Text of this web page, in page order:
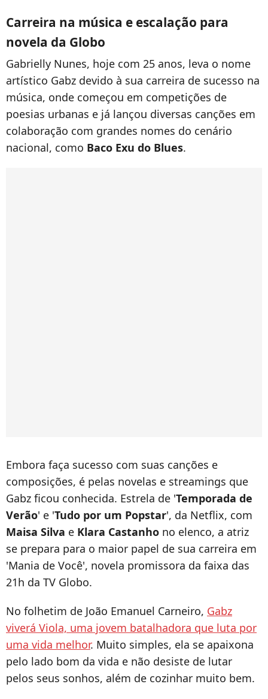
Carreira na música e escalação para
novela da Globo
Gabrielly Nunes, hoje com 25 anos, leva o nome
artístico Gabz devido à sua carreira de sucesso na
música, onde começou em competições de
poesias urbanas e já lançou diversas canções em
colaboração com grandes nomes do cenário
nacional, como Baco Exu do Blues.
Embora faça sucesso com suas canções e
composições, é pelas novelas e streamings que
Gabz ficou conhecida. Estrela de 'Temporada de
Verão' e 'Tudo por um Popstar', da Netflix, com
Maisa Silva e Klara Castanho no elenco, a atriz
se prepara para o maior papel de sua carreira em
'Mania de Você', novela promissora da faixa das
21h da TV Globo.
No folhetim de João Emanuel Carneiro, Gabz
viverá Viola, uma jovem batalhadora que luta por
uma vida melhor. Muito simples, ela se apaixona
pelo lado bom da vida e não desiste de lutar
pelos seus sonhos, além de cozinhar muito bem.